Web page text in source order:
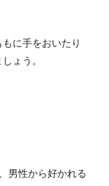
に手をおいたり
ょう。
男性から好かれる